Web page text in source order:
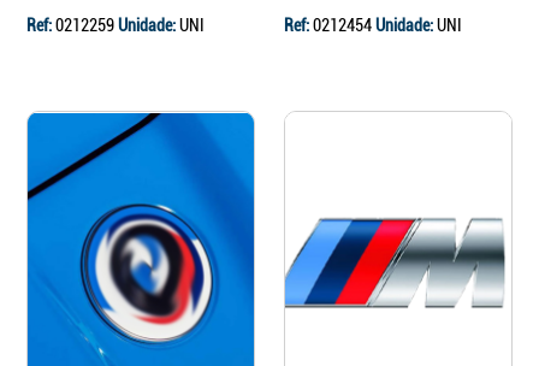
Ref:0212259Unidade:UNI Ref:0212454Unidade:UNI